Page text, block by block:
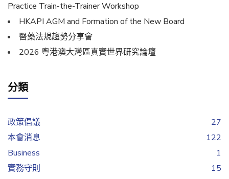
Practice Train-the-Trainer Workshop
HKAPI AGM and Formation of the New Board
醫藥法規趨勢分享會
2026 粵港澳大灣區真實世界研究論壇
分類
政策倡議
27
本會消息
122
Business
1
實務守則
15